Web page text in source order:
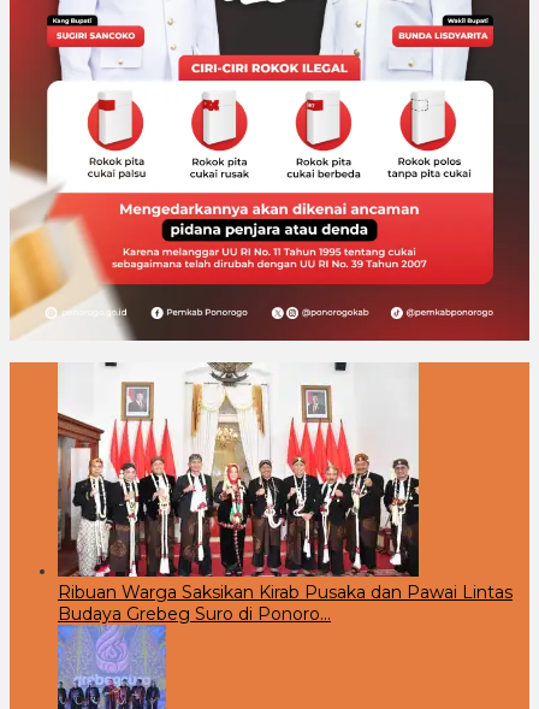
Ribuan Warga Saksikan Kirab Pusaka dan Pawai Lintas
Budaya Grebeg Suro di Ponoro…